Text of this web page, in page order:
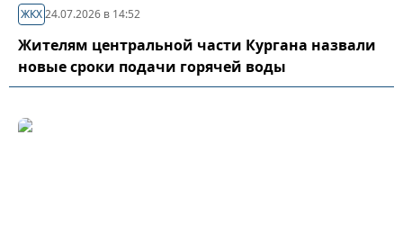
ЖКХ24.07.2026 в 14:52
Жителям центральной части Кургана назвали
новые сроки подачи горячей воды